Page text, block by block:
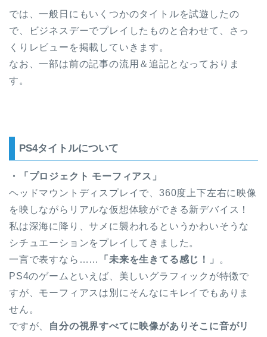
では、一般日にもいくつかのタイトルを試遊したの
で、ビジネスデーでプレイしたものと合わせて、さっ
くりレビューを掲載していきます。
なお、一部は前の記事の流用＆追記となっておりま
す。
PS4タイトルについて
・「プロジェクト モーフィアス」
ヘッドマウントディスプレイで、360度上下左右に映像
を映しながらリアルな仮想体験ができる新デバイス！
私は深海に降り、サメに襲われるというかわいそうな
シチュエーションをプレイしてきました。
一言で表すなら……
「未来を生きてる感じ！」
。
PS4のゲームといえば、美しいグラフィックが特徴で
すが、モーフィアスは別にそんなにキレイでもありま
せん。
ですが、
自分の視界すべてに映像がありそこに音がリ